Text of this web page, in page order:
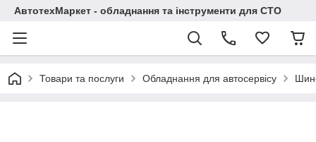
АвтотехМаркет - обладнання та інструменти для СТО
Товари та послуги Обладнання для автосервісу